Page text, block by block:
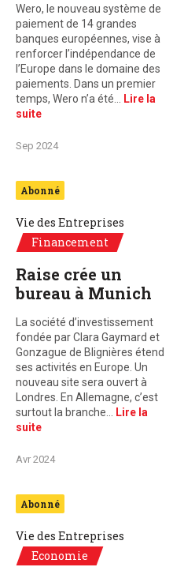
Wero, le nouveau système de
paiement de 14 grandes
banques européennes, vise à
renforcer l’indépendance de
l’Europe dans le domaine des
paiements. Dans un premier
temps, Wero n’a été…
Lire la
suite
Sep 2024
Abonné
Vie des Entreprises
Financement
Raise crée un
bureau à Munich
La société d’investissement
fondée par Clara Gaymard et
Gonzague de Blignières étend
ses activités en Europe. Un
nouveau site sera ouvert à
Londres. En Allemagne, c’est
surtout la branche…
Lire la
suite
Avr 2024
Abonné
Vie des Entreprises
Economie